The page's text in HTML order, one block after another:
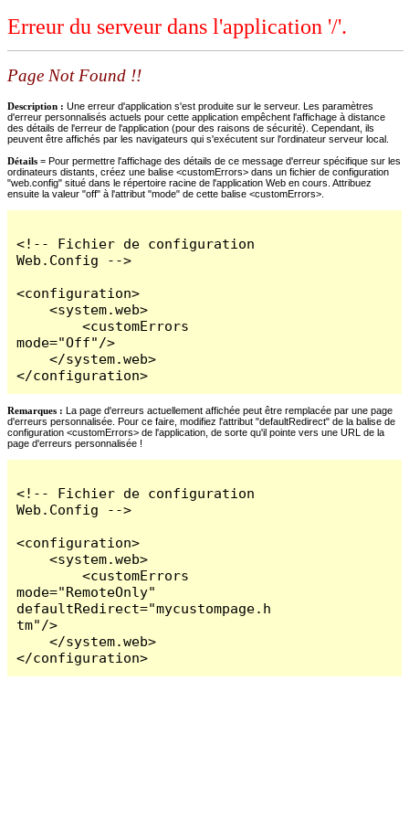
Erreur du serveur dans l'application '/'.
Page Not Found !!
Description : Une erreur d'application s'est produite sur le serveur. Les paramètres
d'erreur personnalisés actuels pour cette application empêchent l'affichage à distance
des détails de l'erreur de l'application (pour des raisons de sécurité). Cependant, ils
peuvent être affichés par les navigateurs qui s'exécutent sur l'ordinateur serveur local.
Détails = Pour permettre l'affichage des détails de ce message d'erreur spécifique sur les
ordinateurs distants, créez une balise <customErrors> dans un fichier de configuration
"web.config" situé dans le répertoire racine de l'application Web en cours. Attribuez
ensuite la valeur "off" à l'attribut "mode" de cette balise <customErrors>.
<!-- Fichier de configuration
Web.Config -->
<configuration>
    <system.web>
        <customErrors
mode="Off"/>
    </system.web>
</configuration>
Remarques : La page d'erreurs actuellement affichée peut être remplacée par une page
d'erreurs personnalisée. Pour ce faire, modifiez l'attribut "defaultRedirect" de la balise de
configuration <customErrors> de l'application, de sorte qu'il pointe vers une URL de la
page d'erreurs personnalisée !
<!-- Fichier de configuration
Web.Config -->
<configuration>
    <system.web>
        <customErrors
mode="RemoteOnly"
defaultRedirect="mycustompage.h
tm"/>
    </system.web>
</configuration>